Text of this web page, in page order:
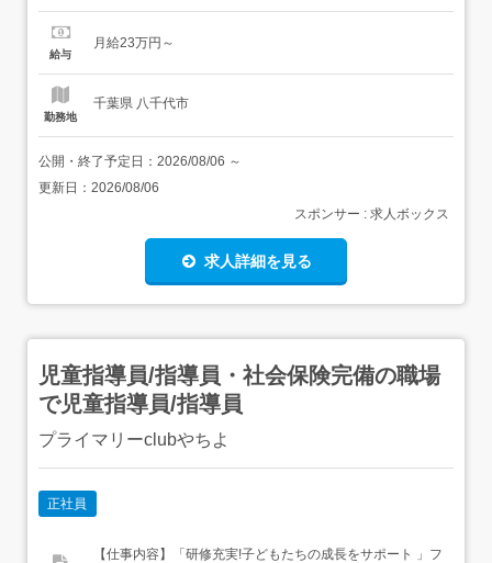
精神保健福祉士、教員免許状(幼稚園、小学校、中学校、高
普通自動車運転免許(AT車限定免許可)・ヘルパー2級・介護
給与
月給23万円～
勤務地
千葉県 八千代市
公開・終了予定日： 2026/08/06 ～
更新日： 2026/08/06
スポンサー : 求人ボックス
求人詳細を見る
児童指導員/指導員・社会保険完備の職場
で児童指導員/指導員
プライマリーclubやちよ
正社員
【仕事内容】「研修充実!子どもたちの成長をサポート 」フ